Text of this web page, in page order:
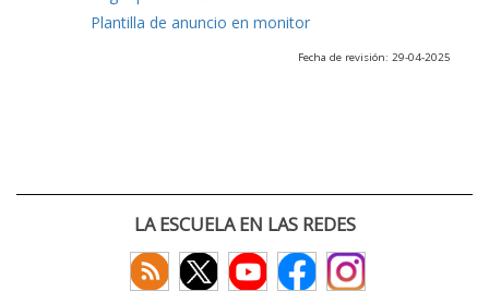
Plantilla de anuncio en monitor
Fecha de revisión: 29-04-2025
LA ESCUELA EN LAS REDES